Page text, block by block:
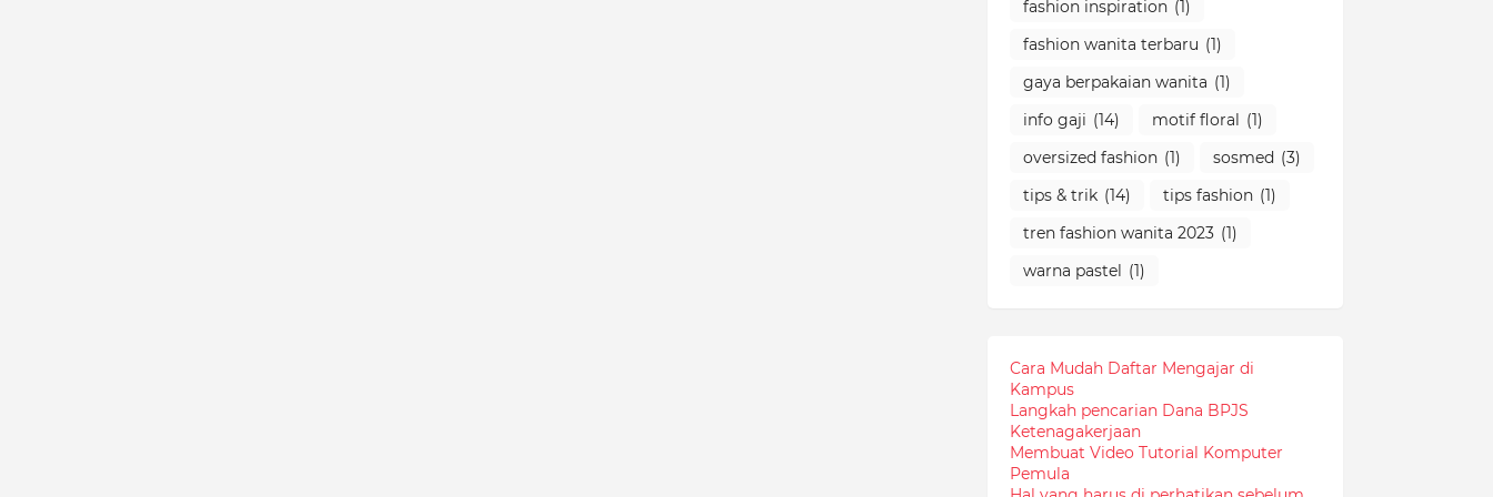
fashion inspiration (1)
fashion wanita terbaru (1)
gaya berpakaian wanita (1)
info gaji (14) motif floral (1)
oversized fashion (1) sosmed (3)
tips & trik (14) tips fashion (1)
tren fashion wanita 2023 (1)
warna pastel (1)
Cara Mudah Daftar Mengajar di
Kampus
Langkah pencarian Dana BPJS
Ketenagakerjaan
Membuat Video Tutorial Komputer
Pemula